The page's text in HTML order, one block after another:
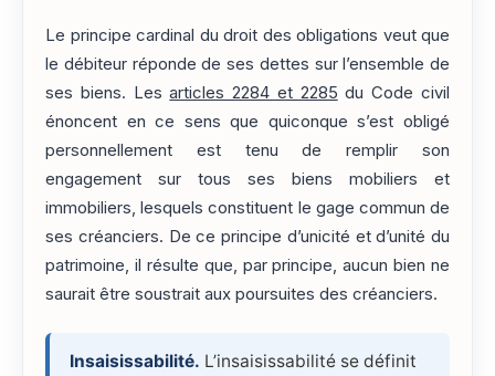
Le principe cardinal du droit des obligations veut que
le débiteur réponde de ses dettes sur l’ensemble de
ses biens. Lesarticles 2284 et 2285 du Code civil
énoncent en ce sens que quiconque s’est obligé
personnellement est tenu de remplir son
engagement sur tous ses biens mobiliers et
immobiliers, lesquels constituent le gage commun de
ses créanciers. De ce principe d’unicité et d’unité du
patrimoine, il résulte que, par principe, aucun bien ne
saurait être soustrait aux poursuites des créanciers.
Insaisissabilité. L’insaisissabilité se définit